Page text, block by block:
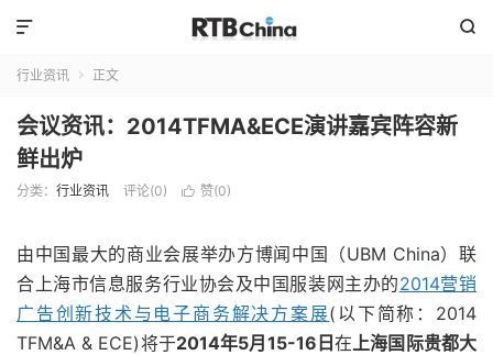


行业资讯  正文
会议资讯：2014TFMA&ECE演讲嘉宾阵容新
鲜出炉
分类： 行业资讯 评论(0)  赞(0)
由中国最大的商业会展举办方博闻中国（UBM China）联
合上海市信息服务行业协会及中国服装网主办的2014营销
广告创新技术与电子商务解决方案展(以下简称：2014
TFM&A & ECE)将于2014年5月15-16日 在上海国际贵都大